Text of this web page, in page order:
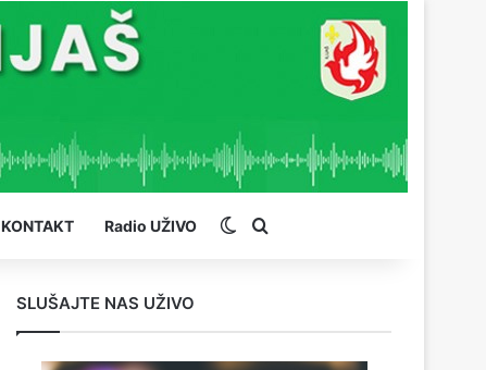
KONTAKT Radio UŽIVO Switch skin
SLUŠAJTE NAS UŽIVO